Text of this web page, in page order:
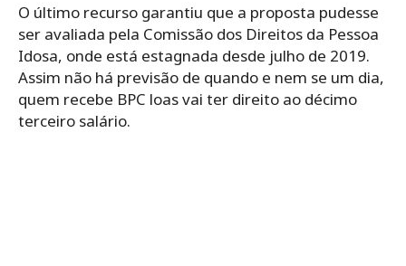
O último recurso garantiu que a proposta pudesse
ser avaliada pela Comissão dos Direitos da Pessoa
Idosa, onde está estagnada desde julho de 2019.
Assim não há previsão de quando e nem se um dia,
quem recebe BPC loas vai ter direito ao décimo
terceiro salário.